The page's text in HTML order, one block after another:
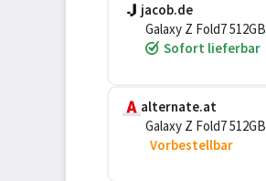
jacob.de
Galaxy Z Fold7
Sofort lieferbar
alternate.at
Galaxy Z Fold7
Vorbestellbar